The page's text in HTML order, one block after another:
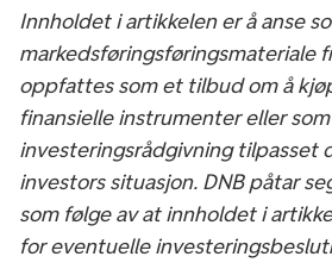
Innholdet i artikkelen er å anse
markedsføringsføringsmateriale
oppfattes som et tilbud om å
finansielle instrumenter eller som
investeringsrådgivning tilpasset
investors situasjon. DNB påtar
som følge av at innholdet i
for eventuelle